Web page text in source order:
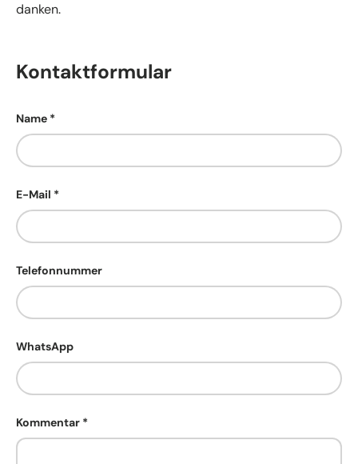
danken.
Kontaktformular
Name
E-Mail
Telefonnummer
WhatsApp
Kommentar